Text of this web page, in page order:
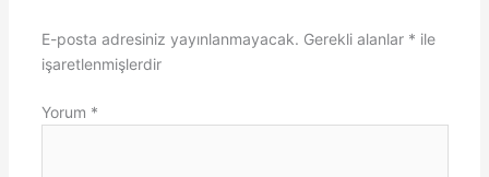
E-posta adresiniz yayınlanmayacak. Gerekli alanlar * ile
işaretlenmişlerdir
Yorum *